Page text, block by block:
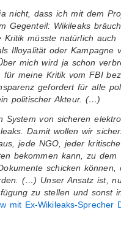
nicht, dass ich mit dem
Gegenteil: Wikileaks
müsste natürlich auch
Illoyalität oder Kampagne
mich wird ja schon
meine Kritik vom FBI
gefordert für alle
politischer Akteur. (…)
System von sicheren
Damit wollen wir
jede NGO, jeder
bekommen kann, zu dem
schicken können,
(…) Unser Ansatz ist,
zu stellen und sonst
mit Ex-Wikileaks-Sprecher